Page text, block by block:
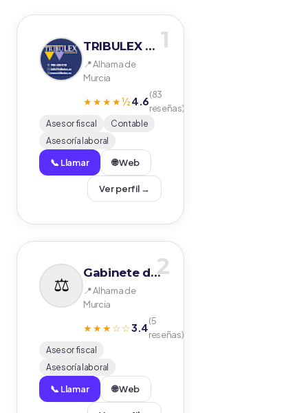
1
TRIBULEX ASESORES
📍 Alhama de
Murcia
★★★★½4.6(83
reseñas)
Asesor fiscal
Contable
Asesoría laboral
📞 Llamar 🌐 Web
Ver perfil →
2
Gabinete de Asesoramiento
📍 Alhama de
Murcia
★★★☆☆3.4(5
reseñas)
Asesor fiscal
Asesoría laboral
📞 Llamar 🌐 Web